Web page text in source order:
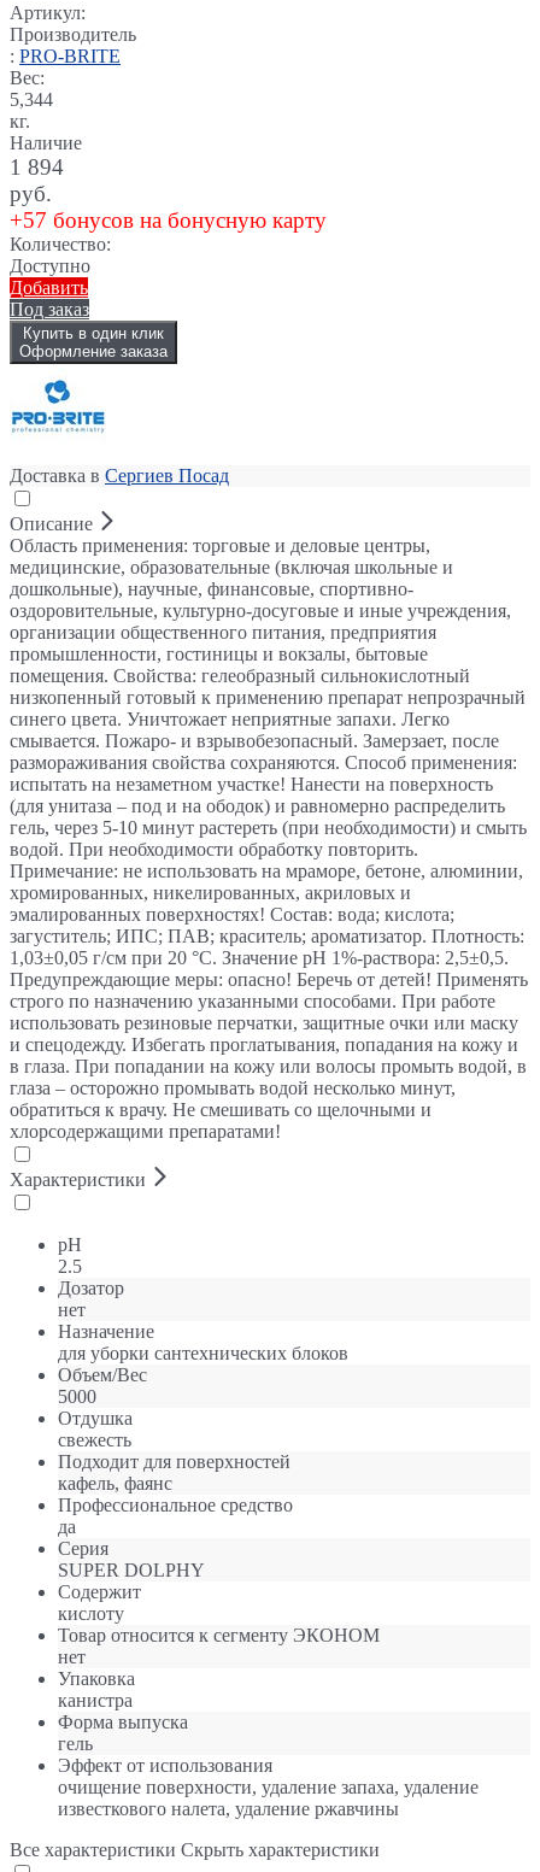
Артикул:
Производитель
: PRO-BRITE
Вес:
5,344
кг.
Наличие
1 894
руб.
+57 бонусов на бонусную карту
Количество:
Доступно
Добавить
Под заказ
Купить в один клик
Оформление заказа
Доставка в Сергиев Посад
Описание
Область применения: торговые и деловые центры,
медицинские, образовательные (включая школьные и
дошкольные), научные, финансовые, спортивно-
оздоровительные, культурно-досуговые и иные учреждения,
организации общественного питания, предприятия
промышленности, гостиницы и вокзалы, бытовые
помещения. Свойства: гелеобразный сильнокислотный
низкопенный готовый к применению препарат непрозрачный
синего цвета. Уничтожает неприятные запахи. Легко
смывается. Пожаро- и взрывобезопасный. Замерзает, после
размораживания свойства сохраняются. Способ применения:
испытать на незаметном участке! Нанести на поверхность
(для унитаза – под и на ободок) и равномерно распределить
гель, через 5-10 минут растереть (при необходимости) и смыть
водой. При необходимости обработку повторить.
Примечание: не использовать на мраморе, бетоне, алюминии,
хромированных, никелированных, акриловых и
эмалированных поверхностях! Состав: вода; кислота;
загуститель; ИПС; ПАВ; краситель; ароматизатор. Плотность:
1,03±0,05 г/см при 20 °С. Значение pH 1%-раствора: 2,5±0,5.
Предупреждающие меры: опасно! Беречь от детей! Применять
строго по назначению указанными способами. При работе
использовать резиновые перчатки, защитные очки или маску
и спецодежду. Избегать проглатывания, попадания на кожу и
в глаза. При попадании на кожу или волосы промыть водой, в
глаза – осторожно промывать водой несколько минут,
обратиться к врачу. Не смешивать со щелочными и
хлорсодержащими препаратами!
Характеристики
pH
2.5
Дозатор
нет
Назначение
для уборки сантехнических блоков
Объем/Вес
5000
Отдушка
свежесть
Подходит для поверхностей
кафель, фаянс
Профессиональное средство
да
Серия
SUPER DOLPHY
Содержит
кислоту
Товар относится к сегменту ЭКОНОМ
нет
Упаковка
канистра
Форма выпуска
гель
Эффект от использования
очищение поверхности, удаление запаха, удаление
известкового налета, удаление ржавчины
Все характеристики Скрыть характеристики